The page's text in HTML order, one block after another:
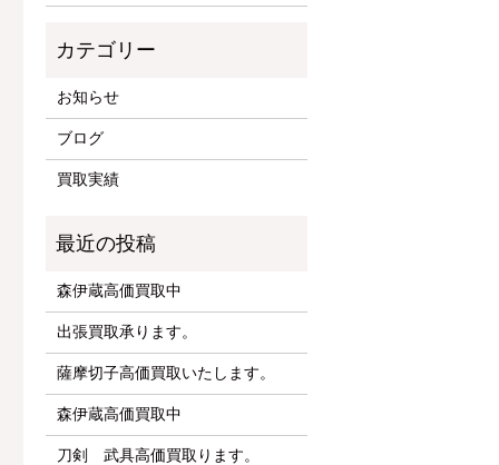
お知らせ
ブログ
買取実績
森伊蔵高価買取中
出張買取承ります。
薩摩切子高価買取いたします。
森伊蔵高価買取中
刀剣 武具高価買取ります。